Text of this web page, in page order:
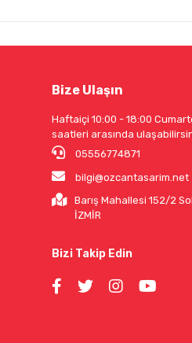
Bize Ulaşın
Haftaiçi 10:00 - 18:00
saatleri arasında
05556774871
bilgi@ozcantasarim.net
Barış Mahallesi 152/2
İZMİR
Bizi Takip Edin